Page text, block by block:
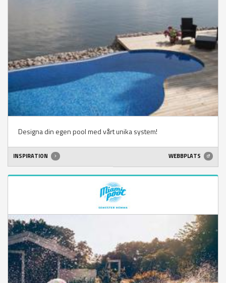
Designa din egen pool med vårt unika system!
INSPIRATION WEBBPLATS